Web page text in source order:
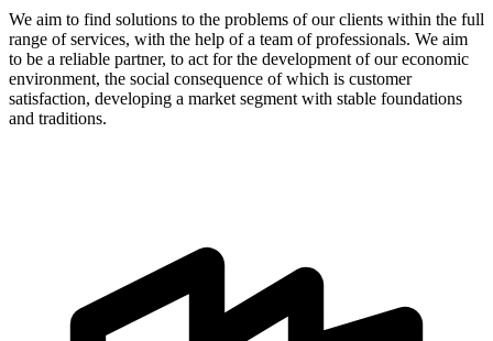
We aim to find solutions to the problems of our clients within the full
range of services, with the help of a team of professionals. We aim
to be a reliable partner, to act for the development of our economic
environment, the social consequence of which is customer
satisfaction, developing a market segment with stable foundations
and traditions.